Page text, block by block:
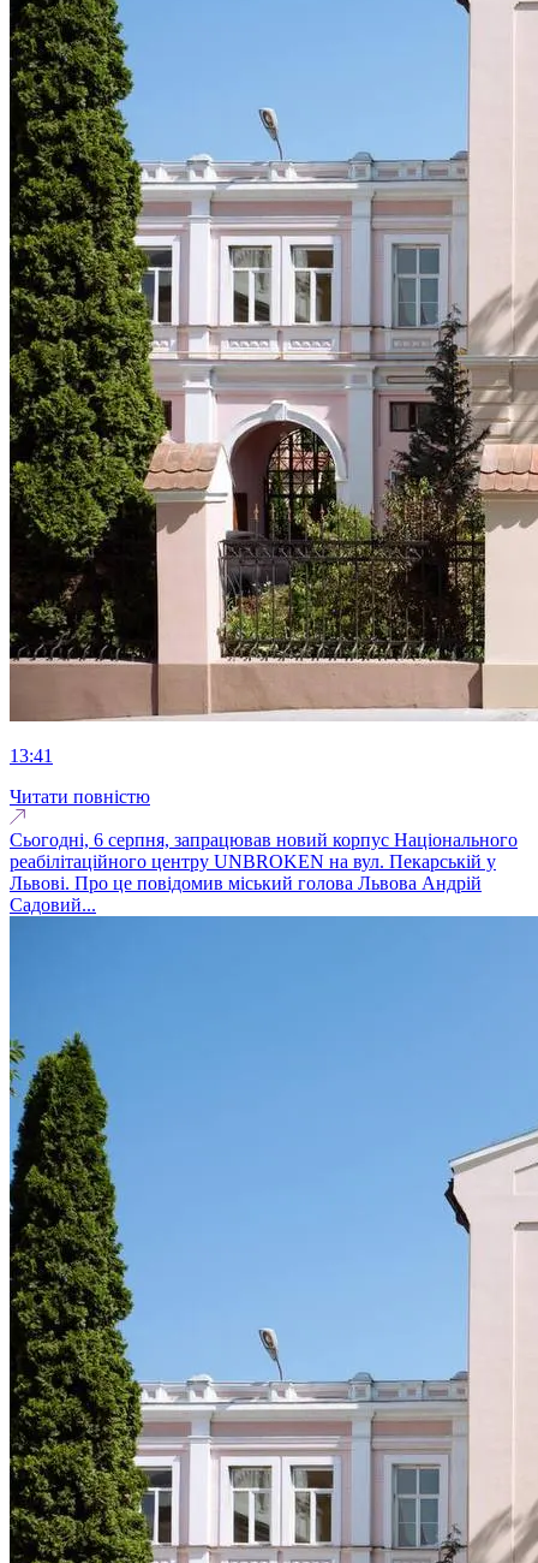
13:41
Читати повністю
Сьогодні, 6 серпня, запрацював новий корпус Національного
реабілітаційного центру UNBROKEN на вул. Пекарській у
Львові. Про це повідомив міський голова Львова Андрій
Садовий...